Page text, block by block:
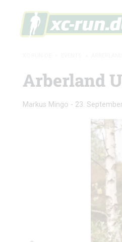
Arberland
Markus Mingo - 23.